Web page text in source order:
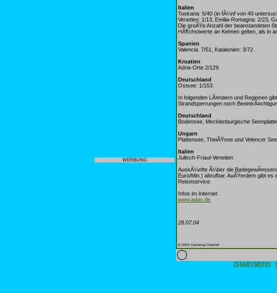
WERBUNG
Italien
Toskana: 5/40 (in fÃ¼nf von 40
Venetien: 1/13, Emilia-Romagna: 2/23,
Die groÃŸe Anzahl der beanstandeten
HÃ¶chstwerte an Keimen gelten, als in
Spanien
Valencia: 7/51, Katalonien: 3/72.
Kroatien
Adria-Orte 2/129.
Deutschland
Ostsee: 1/153.
In folgenden LÃ¤ndern und Regionen
Strandsperrungen noch
Deutschland
Bodensee, Mecklenburgische
Ungarn
Plattensee, TheiÃŸsee und Velencer See.
Italien
Julisch-Friaul-Venetien.
AuskÃ¼nfte Ã¼ber die
Euro/Min.) abrufbar. AuÃŸerdem gibt
Reiseservice.
Infos im Internet:
www.adac.de
28.07.04
© 2004 Camping-Channel
[STARTSEITE]